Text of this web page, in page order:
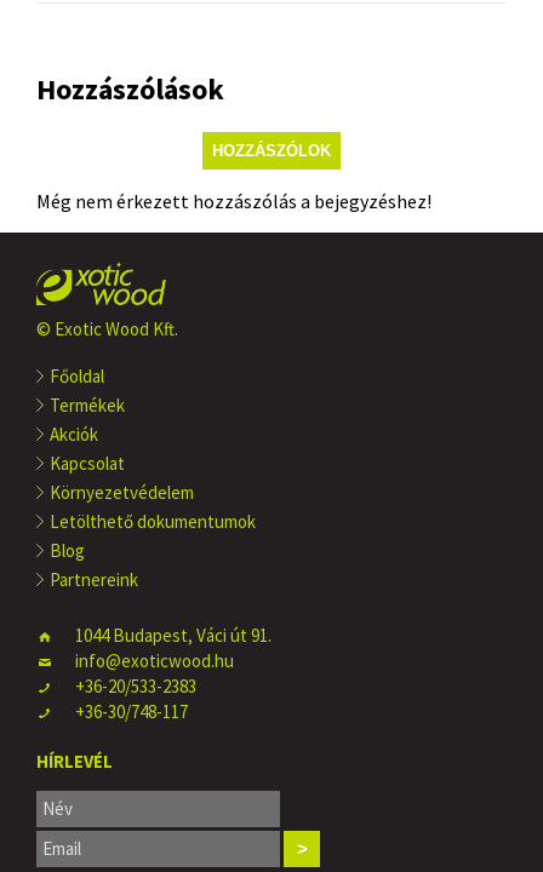
Hozzászólások
HOZZÁSZÓLOK
Még nem érkezett hozzászólás a bejegyzéshez!
© Exotic Wood Kft.
Főoldal
Termékek
Akciók
Kapcsolat
Környezetvédelem
Letölthető dokumentumok
Blog
Partnereink
1044 Budapest, Váci út 91.
info@exoticwood.hu
+36-20/533-2383
+36-30/748-117
HÍRLEVÉL